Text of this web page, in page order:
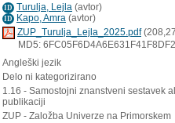
ID Turulja, Lejla (avtor)
ID Kapo, Amra (avtor)
ZUP_Turulja_Lejla_2025.pdf
MD5:
Angleški jezik
Delo ni kategorizirano
1.16 - Samostojni znanstveni sestavek
publikaciji
ZUP - Založba Univerze na Primorskem